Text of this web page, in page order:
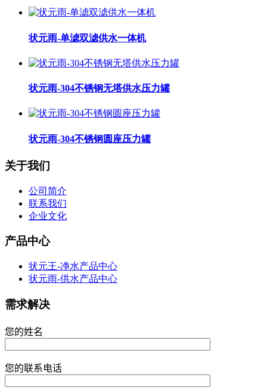
状元雨-单滤双滤供水一体机
状元雨-304不锈钢无塔供水压力罐
状元雨-304不锈钢圆座压力罐
关于我们
公司简介
联系我们
企业文化
产品中心
状元王-净水产品中心
状元雨-供水产品中心
需求解决
您的姓名
您的联系电话